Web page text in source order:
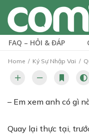
FAQ – HỎI & ĐÁP
Home Ký Sự Nhập Vai
– Em xem anh có gì
Quay lại thực tại,